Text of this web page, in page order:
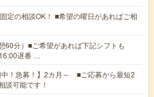
定の相談OK！ ■希望の曜日があればご相
60分）■ご希望があれば下記シフトも
遅番 …
中！急募！】2カ月～ ■ご応募から最短2
談可能です！